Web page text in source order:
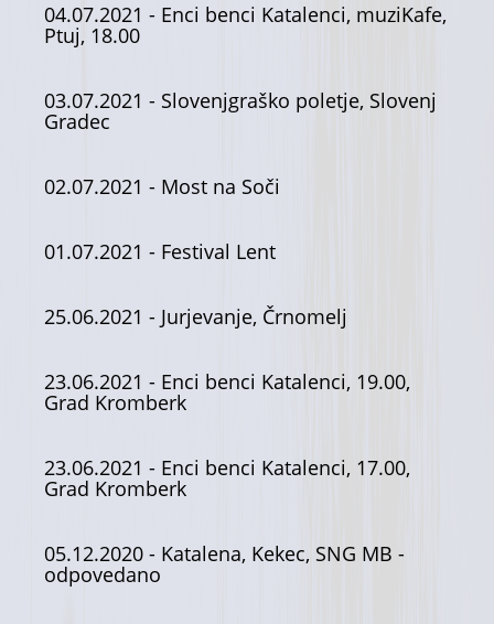
04.07.2021 - Enci benci Katalenci, muziKafe,
Ptuj, 18.00
03.07.2021 - Slovenjgraško poletje, Slovenj
Gradec
02.07.2021 - Most na Soči
01.07.2021 - Festival Lent
25.06.2021 - Jurjevanje, Črnomelj
23.06.2021 - Enci benci Katalenci, 19.00,
Grad Kromberk
23.06.2021 - Enci benci Katalenci, 17.00,
Grad Kromberk
05.12.2020 - Katalena, Kekec, SNG MB -
odpovedano